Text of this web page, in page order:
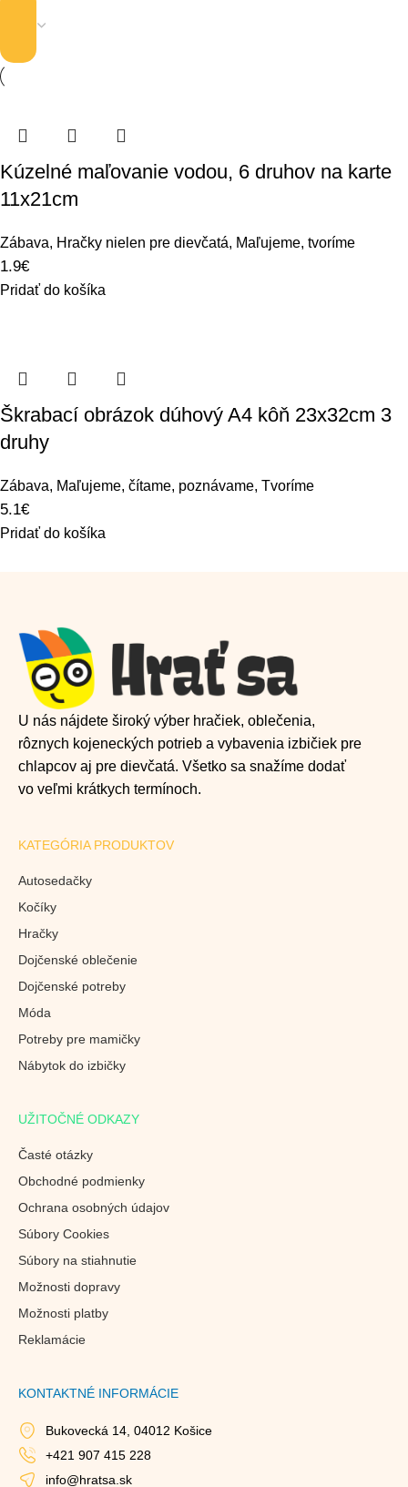
Kúzelné maľovanie vodou, 6 druhov na karte
11x21cm
Zábava, Hračky nielen pre dievčatá, Maľujeme, tvoríme
1.9€
Pridať do košíka
Škrabací obrázok dúhový A4 kôň 23x32cm 3
druhy
Zábava, Maľujeme, čítame, poznávame, Tvoríme
5.1€
Pridať do košíka
U nás nájdete široký výber hračiek, oblečenia,
rôznych kojeneckých potrieb a vybavenia izbičiek pre
chlapcov aj pre dievčatá. Všetko sa snažíme dodať
vo veľmi krátkych termínoch.
KATEGÓRIA PRODUKTOV
Autosedačky
Kočíky
Hračky
Dojčenské oblečenie
Dojčenské potreby
Móda
Potreby pre mamičky
Nábytok do izbičky
UŽITOČNÉ ODKAZY
Časté otázky
Obchodné podmienky
Ochrana osobných údajov
Súbory Cookies
Súbory na stiahnutie
Možnosti dopravy
Možnosti platby
Reklamácie
KONTAKTNÉ INFORMÁCIE
Bukovecká 14, 04012 Košice
+421 907 415 228
info@hratsa.sk